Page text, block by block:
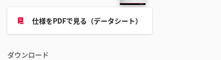
仕様をPDFで見る（データシート）
ダウンロード